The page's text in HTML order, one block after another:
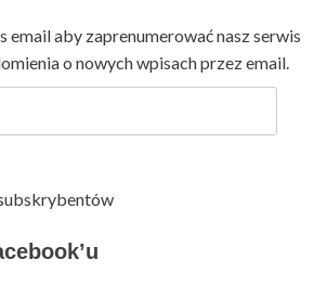
email aby zaprenumerować nasz serwis
o nowych wpisach przez email.